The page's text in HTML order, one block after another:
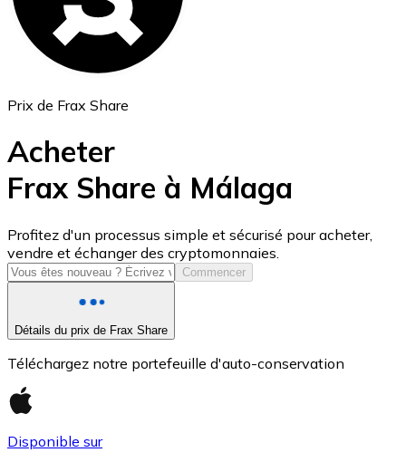
USD Coin
USDC
Prix de Frax Share
Acheter
Frax Share à Málaga
Profitez d'un processus simple et sécurisé pour acheter,
vendre et échanger des cryptomonnaies.
Commencer
Détails du prix de Frax Share
Téléchargez notre portefeuille d'auto-conservation
Disponible sur